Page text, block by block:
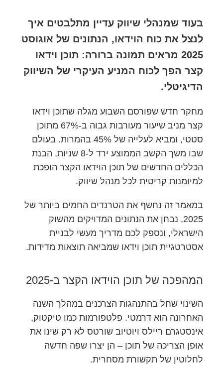
בעוד שמנהלי שיווק עדיין מתלבטים איך
לנצל את כוח הוידאו, הנתונים של אוגוסט
2025 מראים תמונה ברורה: תוכן וידאו
קצר הפך לכוח המניע העיקרי של השיווק
הדיגיטלי.
מחקר חדש שפורסם השבוע מגלה שתוכן וידאו
קצר מניב שיעור מעורבות גבוה ב-67% מתוכן
סטטי, ומביא לעלייה של 45% בהמרות. בעולם
שבו משך הקשב הממוצע ירד ל-8 שניות, הבנת
הכללים החדשים של תוכן הוידאו הקצר הופכת
למיומנות קריטית לכל מנהל שיווק.
במאמר זה נחשף את הטרנדים החמים ביותר של
2025, נבחן את הנתונים המדויקים מהשוק
הישראלי, ונספק לכם מדריך מעשי לבניית
אסטרטגיית תוכן וידאו שמביאה תוצאות מדידות.
המהפכה של תוכן הוידאו הקצר ב-2025
השינוי שחל בהתנהגות הצרכנים במהלך השנה
האחרונה הוא דרמטי. פלטפורמות כמו טיקטוק,
אינסטגרם ריילס ויוטיוב שורטס לא רק שינו את
אופן הצריכה של תוכן – הן יצרו שפה חדשה
לחלוטין של תקשורת מסחרית.